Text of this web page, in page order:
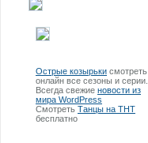
Острые козырьки смотреть
онлайн все сезоны и серии.
Всегда свежие новости из
мира WordPress
Смотреть Танцы на ТНТ
бесплатно